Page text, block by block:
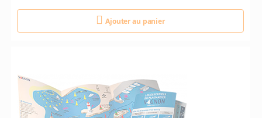
Ajouter au panier